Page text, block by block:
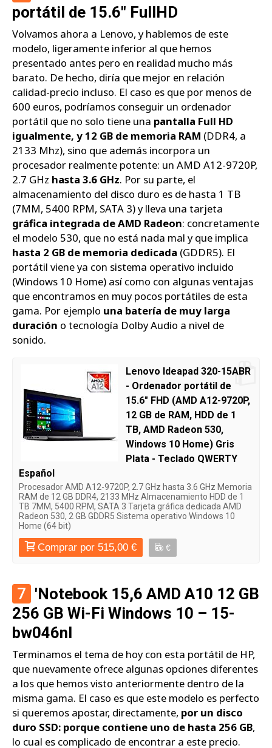
portátil de 15.6" FullHD
Volvamos ahora a Lenovo, y hablemos de este
modelo, ligeramente inferior al que hemos
presentado antes pero en realidad mucho más
barato. De hecho, diría que mejor en relación
calidad-precio incluso. El caso es que por menos de
600 euros, podríamos conseguir un ordenador
portátil que no solo tiene una pantalla Full HD
igualmente, y 12 GB de memoria RAM (DDR4, a
2133 Mhz), sino que además incorpora un
procesador realmente potente: un AMD A12-9720P,
2.7 GHz hasta 3.6 GHz. Por su parte, el
almacenamiento del disco duro es de hasta 1 TB
(7MM, 5400 RPM, SATA 3) y lleva una tarjeta
gráfica integrada de AMD Radeon: concretamente
el modelo 530, que no está nada mal y que implica
hasta 2 GB de memoria dedicada (GDDR5). El
portátil viene ya con sistema operativo incluido
(Windows 10 Home) así como con algunas ventajas
que encontramos en muy pocos portátiles de esta
gama. Por ejemplo una batería de muy larga
duración o tecnología Dolby Audio a nivel de
sonido.
Lenovo Ideapad 320-15ABR
- Ordenador portátil de
15.6" FHD (AMD A12-9720P,
12 GB de RAM, HDD de 1
TB, AMD Radeon 530,
Windows 10 Home) Gris
Plata - Teclado QWERTY
Español
Procesador AMD A12-9720P, 2.7 GHz hasta 3.6 GHz Memoria
RAM de 12 GB DDR4, 2133 MHz Almacenamiento HDD de 1
TB 7MM, 5400 RPM, SATA 3 Tarjeta gráfica dedicada AMD
Radeon 530, 2 GB GDDR5 Sistema operativo Windows 10
Home (64 bit)
Comprar por 515,00 € €
7 'Notebook 15,6 AMD A10 12 GB
256 GB Wi-Fi Windows 10 – 15-
bw046nl
Terminamos el tema de hoy con esta portátil de HP,
que nuevamente ofrece algunas opciones diferentes
a los que hemos visto anteriormente dentro de la
misma gama. El caso es que este modelo es perfecto
si queremos apostar, directamente, por un disco
duro SSD: porque contiene uno de hasta 256 GB,
lo cual es complicado de encontrar a este precio.